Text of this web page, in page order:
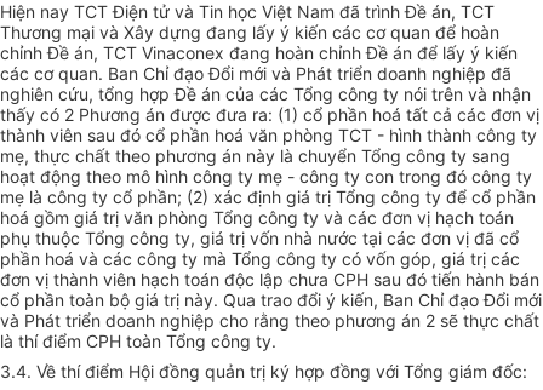
Hiện nay TCT Điện tử và Tin học Việt Nam đã trình Đề án, TCT
Thương mại và Xây dựng đang lấy ý kiến các cơ quan để hoàn
chỉnh Đề án, TCT Vinaconex đang hoàn chỉnh Đề án để lấy ý kiến
các cơ quan. Ban Chỉ đạo Đổi mới và Phát triển doanh nghiệp đã
nghiên cứu, tổng hợp Đề án của các Tổng công ty nói trên và nhận
thấy có 2 Phương án được đưa ra: (1) cổ phần hoá tất cả các đơn vị
thành viên sau đó cổ phần hoá văn phòng TCT - hình thành công ty
mẹ, thực chất theo phương án này là chuyển Tổng công ty sang
hoạt động theo mô hình công ty mẹ - công ty con trong đó công ty
mẹ là công ty cổ phần; (2) xác định giá trị Tổng công ty để cổ phần
hoá gồm giá trị văn phòng Tổng công ty và các đơn vị hạch toán
phụ thuộc Tổng công ty, giá trị vốn nhà nước tại các đơn vị đã cổ
phần hoá và các công ty mà Tổng công ty có vốn góp, giá trị các
đơn vị thành viên hạch toán độc lập chưa CPH sau đó tiến hành bán
cổ phần toàn bộ giá trị này. Qua trao đổi ý kiến, Ban Chỉ đạo Đổi mới
và Phát triển doanh nghiệp cho rằng theo phương án 2 sẽ thực chất
là thí điểm CPH toàn Tổng công ty.
3.4. Về thí điểm Hội đồng quản trị ký hợp đồng với Tổng giám đốc: